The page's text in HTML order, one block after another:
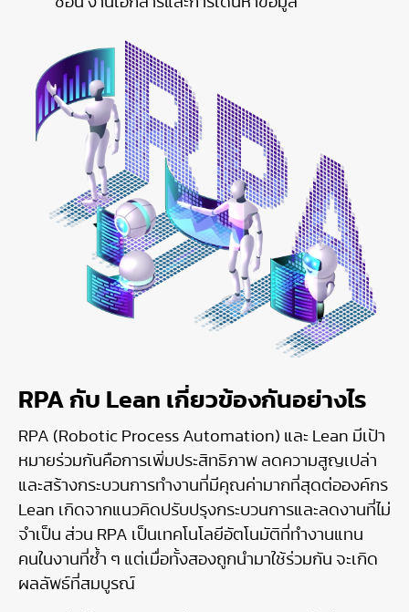
RPA กับ Lean เกี่ยวข้องกันอย่างไร
RPA (Robotic Process Automation) และ Lean มีเป้า
หมายร่วมกันคือการเพิ่มประสิทธิภาพ ลดความสูญเปล่า
และสร้างกระบวนการทำงานที่มีคุณค่ามากที่สุดต่อองค์กร
Lean เกิดจากแนวคิดปรับปรุงกระบวนการและลดงานที่ไม่
จำเป็น ส่วน RPA เป็นเทคโนโลยีอัตโนมัติที่ทำงานแทน
คนในงานที่ซ้ำ ๆ แต่เมื่อทั้งสองถูกนำมาใช้ร่วมกัน จะเกิด
ผลลัพธ์ที่สมบูรณ์